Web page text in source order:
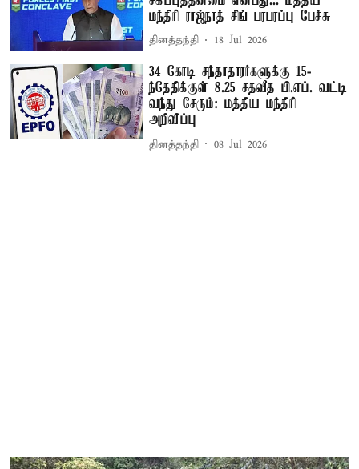
மந்திரி ராஜ்நாத் சிங் பரபரப்பு பேச்சு
தினத்தந்தி 18 Jul 2026
34 கோடி சந்தாதாரர்களுக்கு 15-
ந்தேதிக்குள் 8.25 சதவீத பி.எப். வட்டி
வந்து சேரும்: மத்திய மந்திரி
அறிவிப்பு
தினத்தந்தி 08 Jul 2026